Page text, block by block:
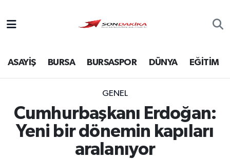
ASAYİŞ BURSA BURSASPOR DÜNYA EĞİTİM
GENEL
Cumhurbaşkanı Erdoğan:
Yeni bir dönemin kapıları
aralanıyor
Bursa
Ekonomi